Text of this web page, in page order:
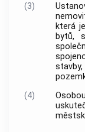
(3)
která
bytů,
(4)